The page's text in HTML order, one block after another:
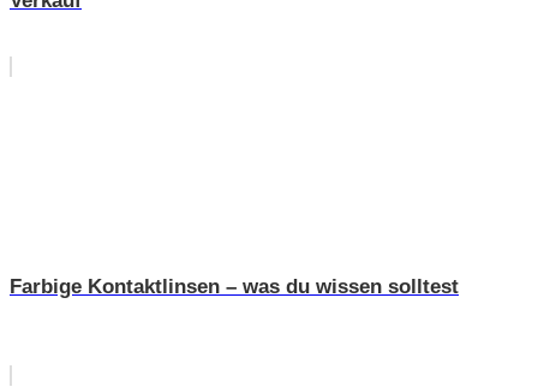
Farbige Kontaktlinsen – was du wissen solltest